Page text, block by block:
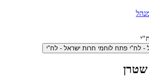
- לח"י פתח לוחמי חרות ישראל - לח"י
שטרן